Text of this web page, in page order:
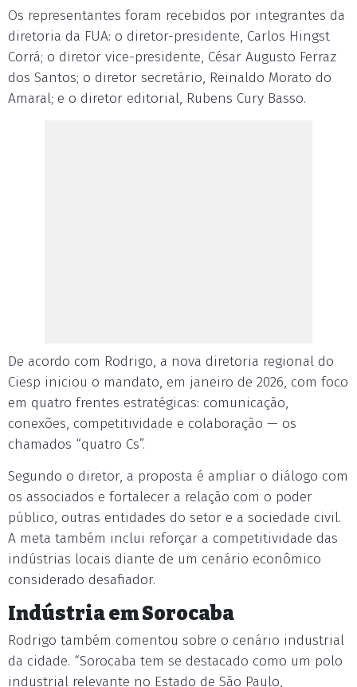
Os representantes foram recebidos por integrantes da
diretoria da FUA: o diretor-presidente, Carlos Hingst
Corrá; o diretor vice-presidente, César Augusto Ferraz
dos Santos; o diretor secretário, Reinaldo Morato do
Amaral; e o diretor editorial, Rubens Cury Basso.
De acordo com Rodrigo, a nova diretoria regional do
Ciesp iniciou o mandato, em janeiro de 2026, com foco
em quatro frentes estratégicas: comunicação,
conexões, competitividade e colaboração — os
chamados “quatro Cs”.
Segundo o diretor, a proposta é ampliar o diálogo com
os associados e fortalecer a relação com o poder
público, outras entidades do setor e a sociedade civil.
A meta também inclui reforçar a competitividade das
indústrias locais diante de um cenário econômico
considerado desafiador.
Indústria em Sorocaba
Rodrigo também comentou sobre o cenário industrial
da cidade. “Sorocaba tem se destacado como um polo
industrial relevante no Estado de São Paulo,